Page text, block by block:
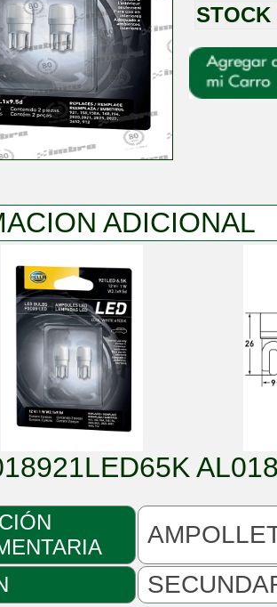
STOCK
ADICIONAL